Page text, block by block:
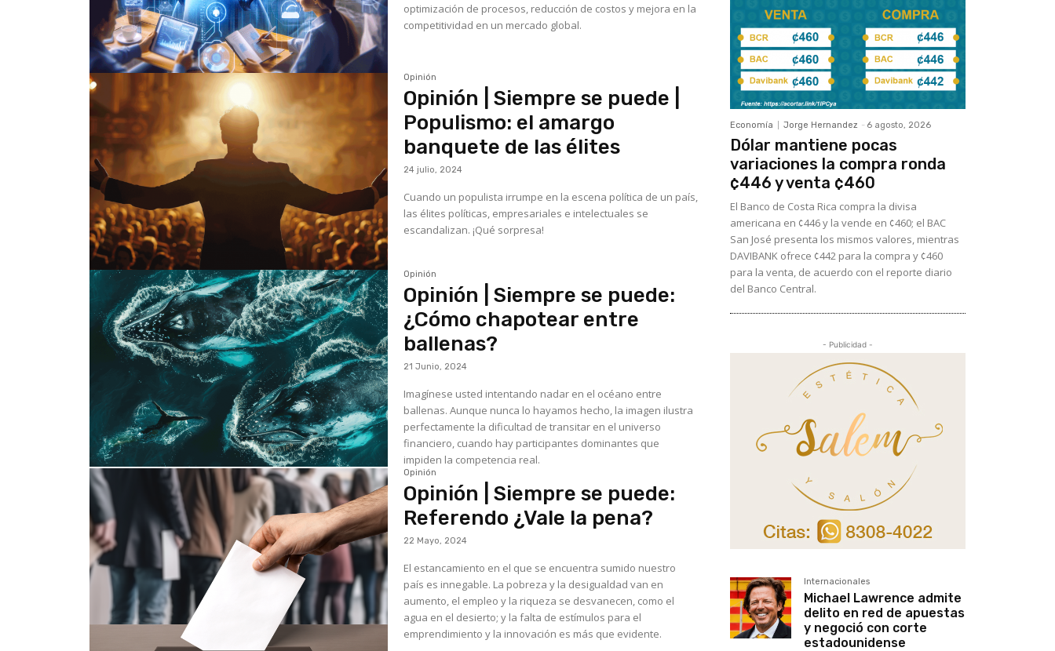
optimización de procesos, reducción de costos y mejora en la
competitividad en un mercado global.
Opinión
Opinión | Siempre se puede |
Populismo: el amargo
banquete de las élites
24 julio, 2024
Cuando un populista irrumpe en la escena política de un país,
las élites políticas, empresariales e intelectuales se
escandalizan. ¡Qué sorpresa!
Opinión
Opinión | Siempre se puede:
¿Cómo chapotear entre
ballenas?
21 Junio, 2024
Imagínese usted intentando nadar en el océano entre
ballenas. Aunque nunca lo hayamos hecho, la imagen ilustra
perfectamente la dificultad de transitar en el universo
financiero, cuando hay participantes dominantes que
impiden la competencia real.
Opinión
Opinión | Siempre se puede:
Referendo ¿Vale la pena?
22 Mayo, 2024
El estancamiento en el que se encuentra sumido nuestro
país es innegable. La pobreza y la desigualdad van en
aumento, el empleo y la riqueza se desvanecen, como el
agua en el desierto; y la falta de estímulos para el
emprendimiento y la innovación es más que evidente.
Economía Jorge Hernandez - 6 agosto, 2026
Dólar mantiene pocas
variaciones la compra ronda
¢446 y venta ¢460
El Banco de Costa Rica compra la divisa
americana en ¢446 y la vende en ¢460; el BAC
San José presenta los mismos valores, mientras
DAVIBANK ofrece ¢442 para la compra y ¢460
para la venta, de acuerdo con el reporte diario
del Banco Central.
- Publicidad -
Internacionales
Michael Lawrence admite
delito en red de apuestas
y negoció con corte
estadounidense